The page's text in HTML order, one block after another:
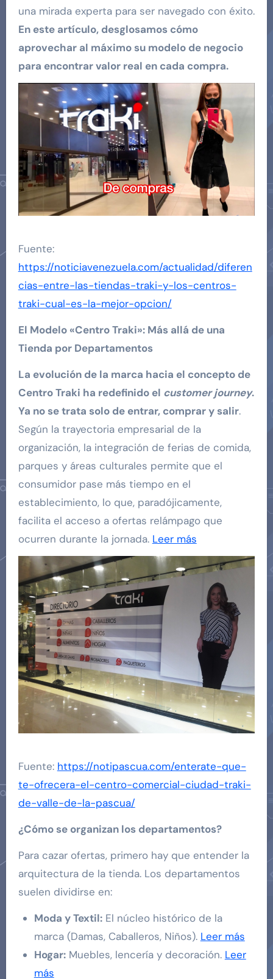
una mirada experta para ser navegado con éxito.
En este artículo, desglosamos cómo
aprovechar al máximo su modelo de negocio
para encontrar valor real en cada compra.
Fuente:
https://noticiavenezuela.com/actualidad/diferen
cias-entre-las-tiendas-traki-y-los-centros-
traki-cual-es-la-mejor-opcion/
El Modelo «Centro Traki»: Más allá de una
Tienda por Departamentos
La evolución de la marca hacia el concepto de
Centro Traki ha redefinido el customer journey.
Ya no se trata solo de entrar, comprar y salir.
Según la trayectoria empresarial de la
organización, la integración de ferias de comida,
parques y áreas culturales permite que el
consumidor pase más tiempo en el
establecimiento, lo que, paradójicamente,
facilita el acceso a ofertas relámpago que
ocurren durante la jornada. Leer más
Fuente: https://notipascua.com/enterate-que-
te-ofrecera-el-centro-comercial-ciudad-traki-
de-valle-de-la-pascua/
¿Cómo se organizan los departamentos?
Para cazar ofertas, primero hay que entender la
arquitectura de la tienda. Los departamentos
suelen dividirse en:
Moda y Textil:El núcleo histórico de la
marca (Damas, Caballeros, Niños). Leer más
Hogar:Muebles, lencería y decoración. Leer
más